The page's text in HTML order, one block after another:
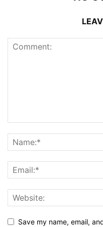
Save my name, email,